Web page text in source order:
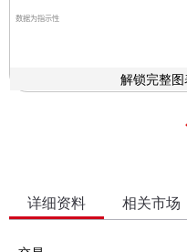
数据为指示性
解锁完整图
详细资料 相关市场